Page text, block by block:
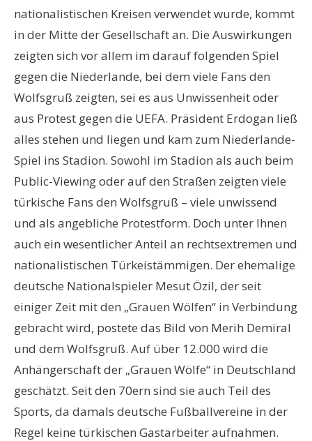
nationalistischen Kreisen verwendet wurde, kommt
in der Mitte der Gesellschaft an. Die Auswirkungen
zeigten sich vor allem im darauf folgenden Spiel
gegen die Niederlande, bei dem viele Fans den
Wolfsgruß zeigten, sei es aus Unwissenheit oder
aus Protest gegen die UEFA. Präsident Erdogan ließ
alles stehen und liegen und kam zum Niederlande-
Spiel ins Stadion. Sowohl im Stadion als auch beim
Public-Viewing oder auf den Straßen zeigten viele
türkische Fans den Wolfsgruß – viele unwissend
und als angebliche Protestform. Doch unter Ihnen
auch ein wesentlicher Anteil an rechtsextremen und
nationalistischen Türkeistämmigen. Der ehemalige
deutsche Nationalspieler Mesut Özil, der seit
einiger Zeit mit den „Grauen Wölfen“ in Verbindung
gebracht wird, postete das Bild von Merih Demiral
und dem Wolfsgruß. Auf über 12.000 wird die
Anhängerschaft der „Grauen Wölfe“ in Deutschland
geschätzt. Seit den 70ern sind sie auch Teil des
Sports, da damals deutsche Fußballvereine in der
Regel keine türkischen Gastarbeiter aufnahmen.